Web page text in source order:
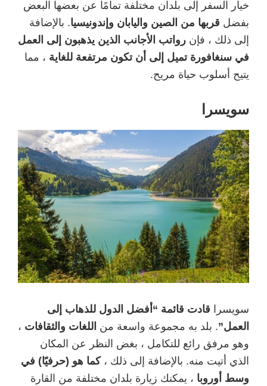
خيار السفر إلى بلدان مختلفة تمامًا عن بعضها البعض
بفضل قربها من الصين واليابان وإندونيسيا. بالإضافة
إلى ذلك ، فإن رواتب الأجانب الذين يذهبون إلى العمل
في سنغافورة تميل إلى أن تكون مرتفعة للغاية ، مما
يتيح أسلوب حياة مريح.
سويسرا
سويسرا قادت قائمة “أفضل الدول للذهاب إلى
العمل”. بلد به مجموعة واسعة من اللغات والثقافات ،
وهو مرفق رائع للتكامل ، بغض النظر عن المكان
الذي أتيت منه. بالإضافة إلى ذلك ،كما هو (حرفيًا) في
وسط أوروبا ، يمكنك زيارة بلدان مختلفة من القارة